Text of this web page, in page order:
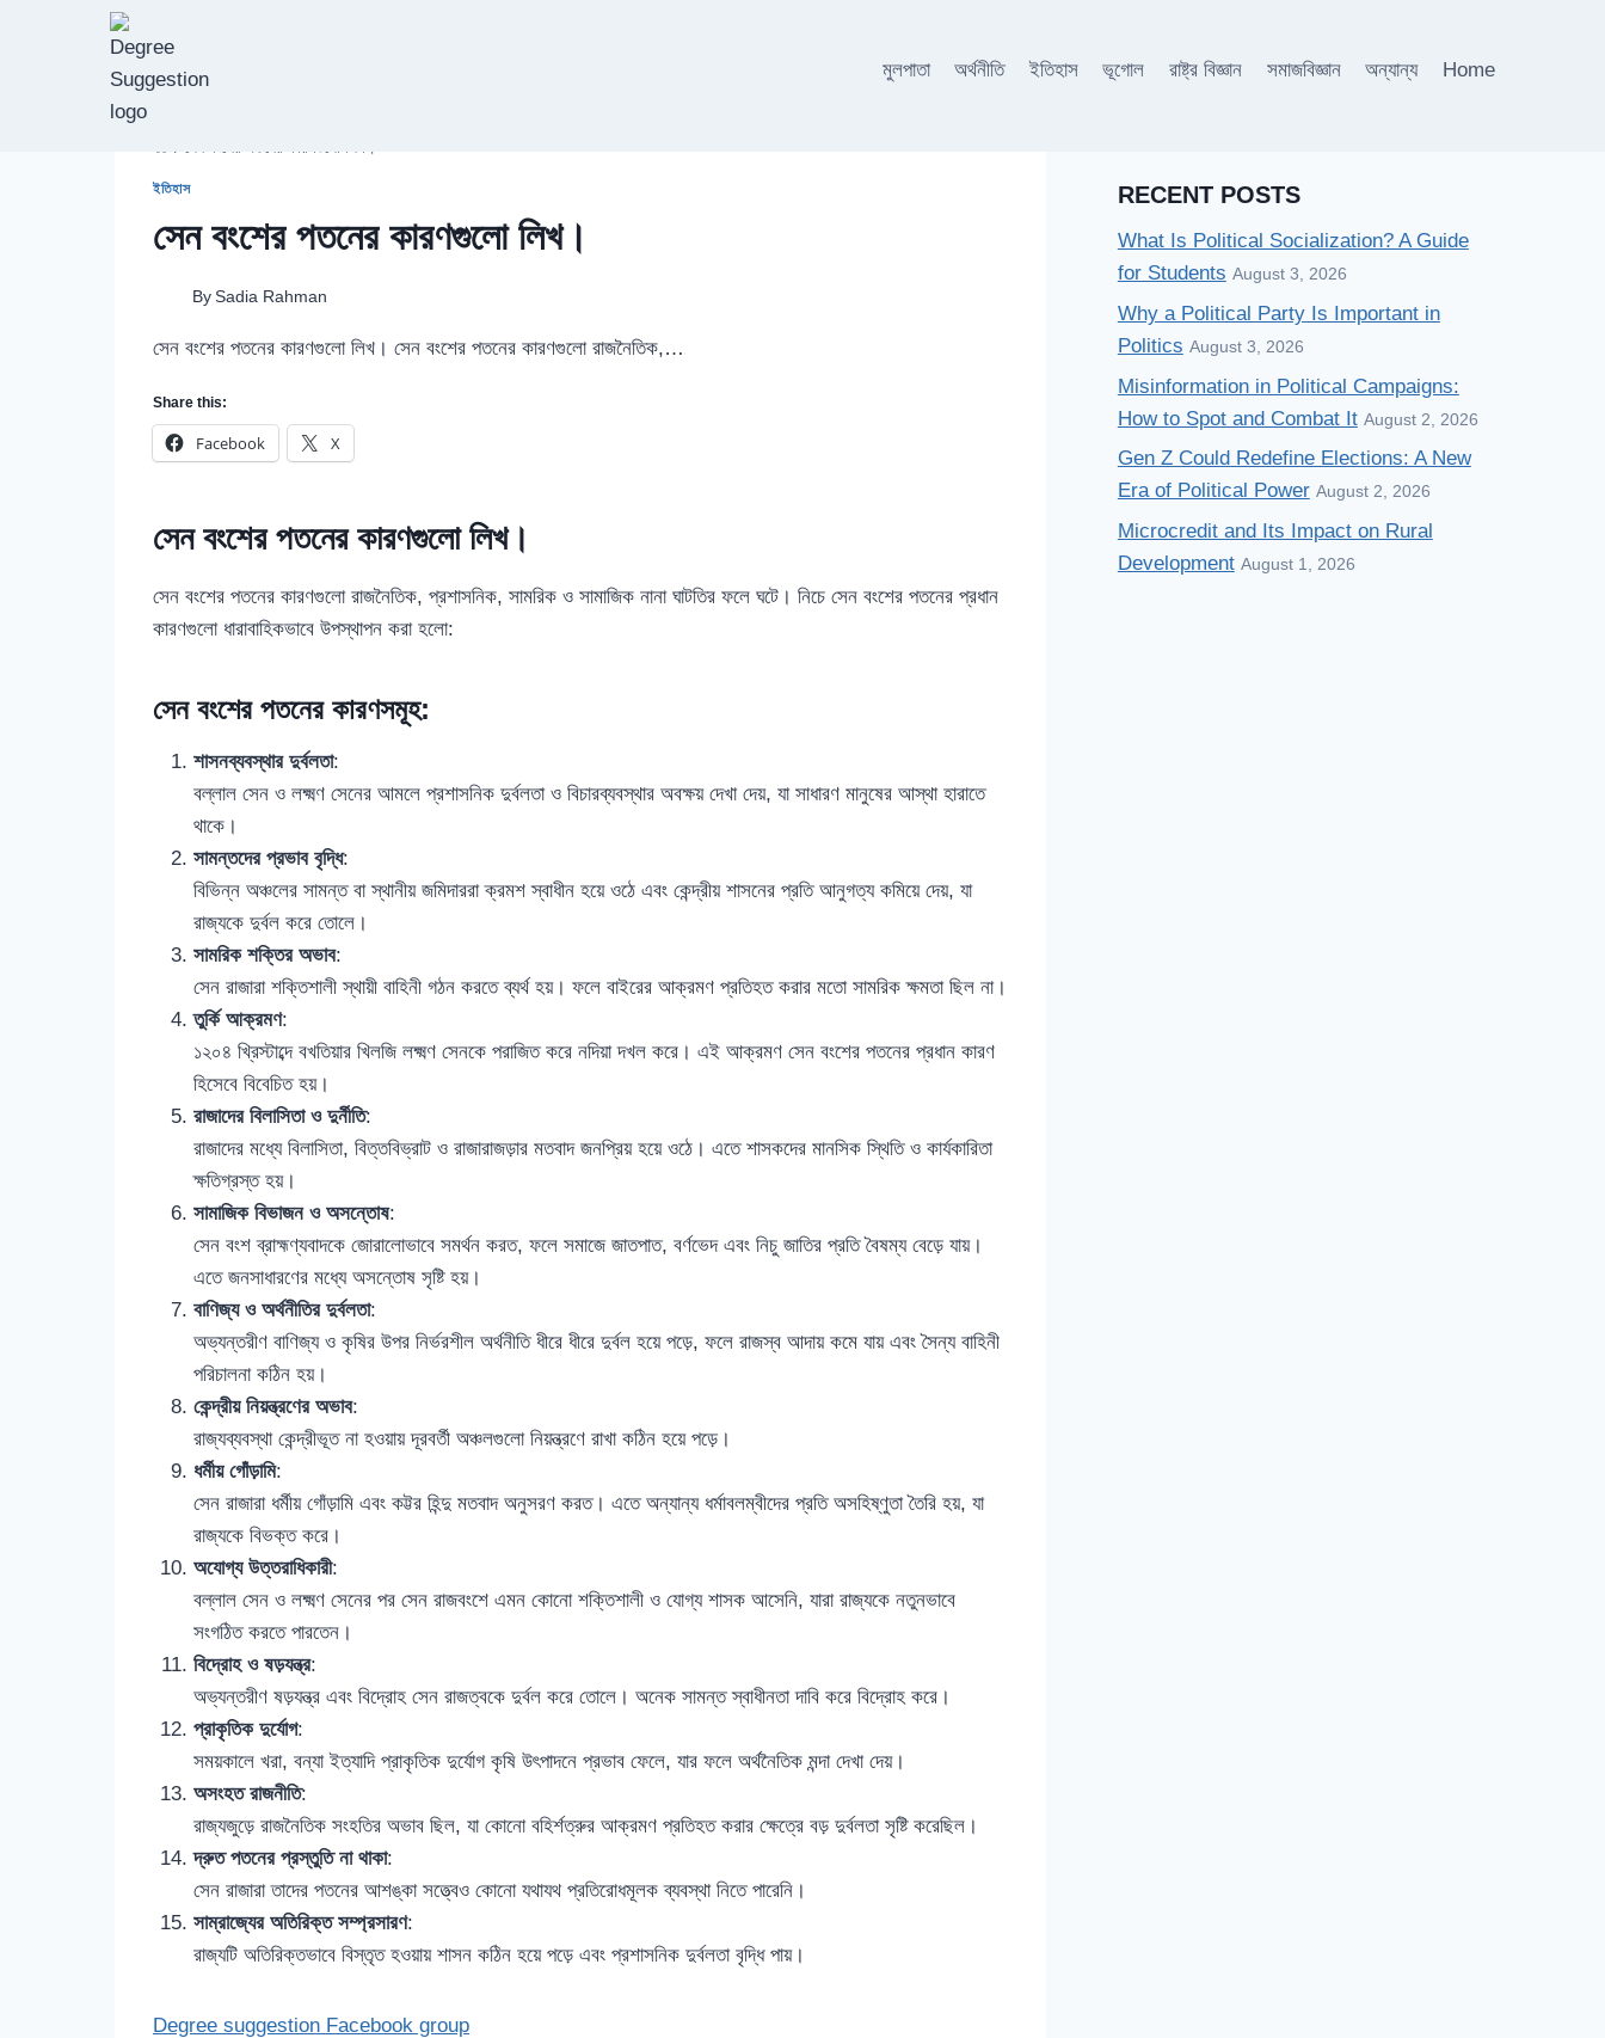
মুলপাতা অর্থনীতি ইতিহাস ভূগোল রাষ্ট্র বিজ্ঞান সমাজবিজ্ঞান অন্যান্য Home
ইতিহাস
সেন বংশের পতনের কারণগুলো লিখ।
By Sadia Rahman
সেন বংশের পতনের কারণগুলো লিখ। সেন বংশের পতনের কারণগুলো রাজনৈতিক,…
Share this:
Facebook X
সেন বংশের পতনের কারণগুলো লিখ।
সেন বংশের পতনের কারণগুলো রাজনৈতিক, প্রশাসনিক, সামরিক ও সামাজিক নানা ঘাটতির ফলে ঘটে। নিচে সেন বংশের পতনের প্রধান
কারণগুলো ধারাবাহিকভাবে উপস্থাপন করা হলো:
সেন বংশের পতনের কারণসমূহ:
শাসনব্যবস্থার দুর্বলতা:
বল্লাল সেন ও লক্ষ্মণ সেনের আমলে প্রশাসনিক দুর্বলতা ও বিচারব্যবস্থার অবক্ষয় দেখা দেয়, যা সাধারণ মানুষের আস্থা হারাতে
থাকে।
সামন্তদের প্রভাব বৃদ্ধি:
বিভিন্ন অঞ্চলের সামন্ত বা স্থানীয় জমিদাররা ক্রমশ স্বাধীন হয়ে ওঠে এবং কেন্দ্রীয় শাসনের প্রতি আনুগত্য কমিয়ে দেয়, যা
রাজ্যকে দুর্বল করে তোলে।
সামরিক শক্তির অভাব:
সেন রাজারা শক্তিশালী স্থায়ী বাহিনী গঠন করতে ব্যর্থ হয়। ফলে বাইরের আক্রমণ প্রতিহত করার মতো সামরিক ক্ষমতা ছিল না।
তুর্কি আক্রমণ:
১২০৪ খ্রিস্টাব্দে বখতিয়ার খিলজি লক্ষ্মণ সেনকে পরাজিত করে নদিয়া দখল করে। এই আক্রমণ সেন বংশের পতনের প্রধান কারণ
হিসেবে বিবেচিত হয়।
রাজাদের বিলাসিতা ও দুর্নীতি:
রাজাদের মধ্যে বিলাসিতা, বিত্তবিভ্রাট ও রাজারাজড়ার মতবাদ জনপ্রিয় হয়ে ওঠে। এতে শাসকদের মানসিক স্থিতি ও কার্যকারিতা
ক্ষতিগ্রস্ত হয়।
সামাজিক বিভাজন ও অসন্তোষ:
সেন বংশ ব্রাহ্মণ্যবাদকে জোরালোভাবে সমর্থন করত, ফলে সমাজে জাতপাত, বর্ণভেদ এবং নিচু জাতির প্রতি বৈষম্য বেড়ে যায়।
এতে জনসাধারণের মধ্যে অসন্তোষ সৃষ্টি হয়।
বাণিজ্য ও অর্থনীতির দুর্বলতা:
অভ্যন্তরীণ বাণিজ্য ও কৃষির উপর নির্ভরশীল অর্থনীতি ধীরে ধীরে দুর্বল হয়ে পড়ে, ফলে রাজস্ব আদায় কমে যায় এবং সৈন্য বাহিনী
পরিচালনা কঠিন হয়।
কেন্দ্রীয় নিয়ন্ত্রণের অভাব:
রাজ্যব্যবস্থা কেন্দ্রীভূত না হওয়ায় দূরবর্তী অঞ্চলগুলো নিয়ন্ত্রণে রাখা কঠিন হয়ে পড়ে।
ধর্মীয় গোঁড়ামি:
সেন রাজারা ধর্মীয় গোঁড়ামি এবং কট্টর হিন্দু মতবাদ অনুসরণ করত। এতে অন্যান্য ধর্মাবলম্বীদের প্রতি অসহিষ্ণুতা তৈরি হয়, যা
রাজ্যকে বিভক্ত করে।
অযোগ্য উত্তরাধিকারী:
বল্লাল সেন ও লক্ষ্মণ সেনের পর সেন রাজবংশে এমন কোনো শক্তিশালী ও যোগ্য শাসক আসেনি, যারা রাজ্যকে নতুনভাবে
সংগঠিত করতে পারতেন।
বিদ্রোহ ও ষড়যন্ত্র:
অভ্যন্তরীণ ষড়যন্ত্র এবং বিদ্রোহ সেন রাজত্বকে দুর্বল করে তোলে। অনেক সামন্ত স্বাধীনতা দাবি করে বিদ্রোহ করে।
প্রাকৃতিক দুর্যোগ:
সময়কালে খরা, বন্যা ইত্যাদি প্রাকৃতিক দুর্যোগ কৃষি উৎপাদনে প্রভাব ফেলে, যার ফলে অর্থনৈতিক মন্দা দেখা দেয়।
অসংহত রাজনীতি:
রাজ্যজুড়ে রাজনৈতিক সংহতির অভাব ছিল, যা কোনো বহির্শত্রুর আক্রমণ প্রতিহত করার ক্ষেত্রে বড় দুর্বলতা সৃষ্টি করেছিল।
দ্রুত পতনের প্রস্তুতি না থাকা:
সেন রাজারা তাদের পতনের আশঙ্কা সত্ত্বেও কোনো যথাযথ প্রতিরোধমূলক ব্যবস্থা নিতে পারেনি।
সাম্রাজ্যের অতিরিক্ত সম্প্রসারণ:
রাজ্যটি অতিরিক্তভাবে বিস্তৃত হওয়ায় শাসন কঠিন হয়ে পড়ে এবং প্রশাসনিক দুর্বলতা বৃদ্ধি পায়।
Degree suggestion Facebook group
RECENT POSTS
What Is Political Socialization? A Guide
for Students August 3, 2026
Why a Political Party Is Important in
Politics August 3, 2026
Misinformation in Political Campaigns:
How to Spot and Combat It August 2, 2026
Gen Z Could Redefine Elections: A New
Era of Political Power August 2, 2026
Microcredit and Its Impact on Rural
Development August 1, 2026